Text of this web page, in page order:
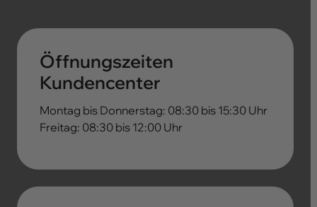
Öffnungszeiten
Kundencenter
Montag bis Donnerstag: 08:30 bis 15:30 Uhr
Freitag: 08:30 bis 12:00 Uhr